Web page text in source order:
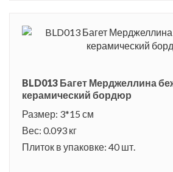
BLD013 Багет Мерджеллина
керамический бордюр
Размер: 3*15 см
Вес: 0.093 кг
Плиток в упаковке: 40 шт.